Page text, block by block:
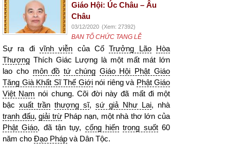
Giáo Hội: Úc Châu – Âu
Châu
03/12/2020 (Xem: 27392)
BAN TỔ CHỨC TANG LỄ
Sự ra đi vĩnh viễn của CốTrưởng Lão
Hòa
Thượng Thích Giác Lượng là một mất mát lớn
lao cho môn đồ tứ chúng Giáo Hội Phật Giáo
Tăng Già Khất Sĩ Thế Giớinói riêng và Phật Giáo
Việt Nam nói chung. Cõi đời này đã mất đi một
bậc xuất trần thượng sĩ, sứ giả Như Lai, nhà
tranh đấu,giải trừPháp nạn, một nhà thơ lớn của
Phật Giáo, đã tận tụy, cống hiến trong suốt60
năm cho Đạo Pháp và Dân Tộc.